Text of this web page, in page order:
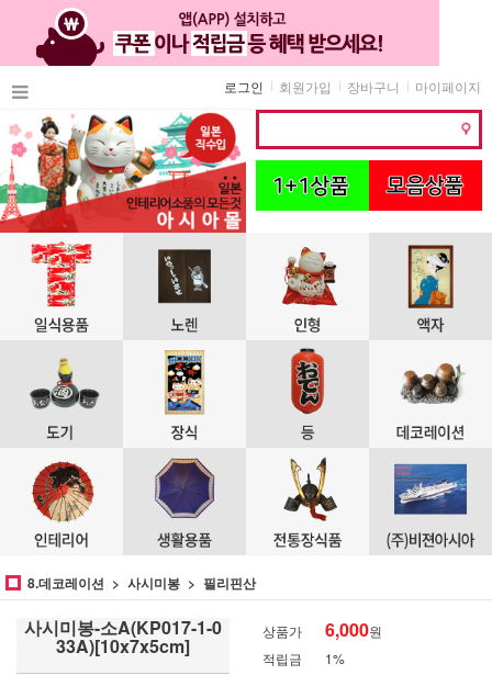
마이페이지
장바구니
회원가입
로그인
8.데코레이션 사시미봉 필리핀산
사시미봉-소A(KP017-1-0
33A)[10x7x5cm]
상품가 6,000원
적립금
1%